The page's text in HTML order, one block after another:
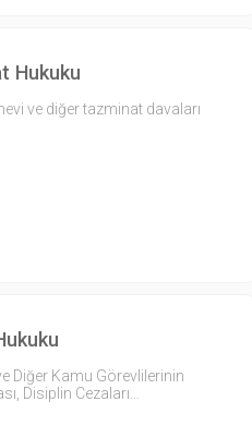
Hukuku
ve diğer tazminat davaları
Diğer Kamu Görevlilerinin
Disiplin Cezaları…